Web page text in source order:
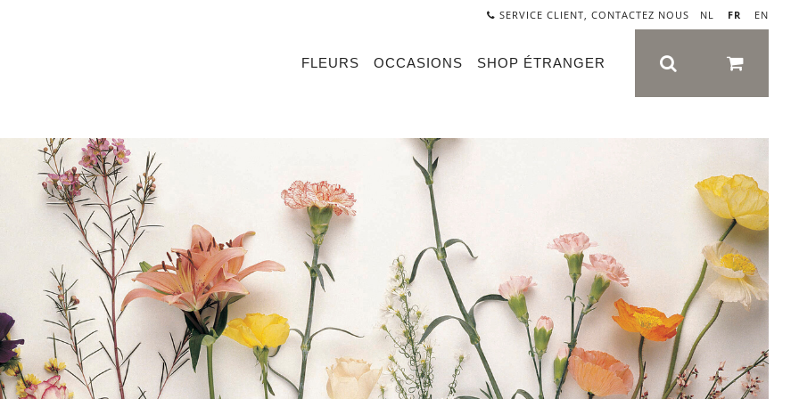
SERVICE CLIENT, CONTACTEZ NOUS NL FR EN
FLEURS
ARRANGEMENTS FUNERAIRES
PRODUITS DE SAISON
DES FLEURS AVEC DU VIN
OCCASIONS
LE PLAISIR
DE MARIAGE
FÊTE DES SECRETAIRES
SHOP ÉTRANGER